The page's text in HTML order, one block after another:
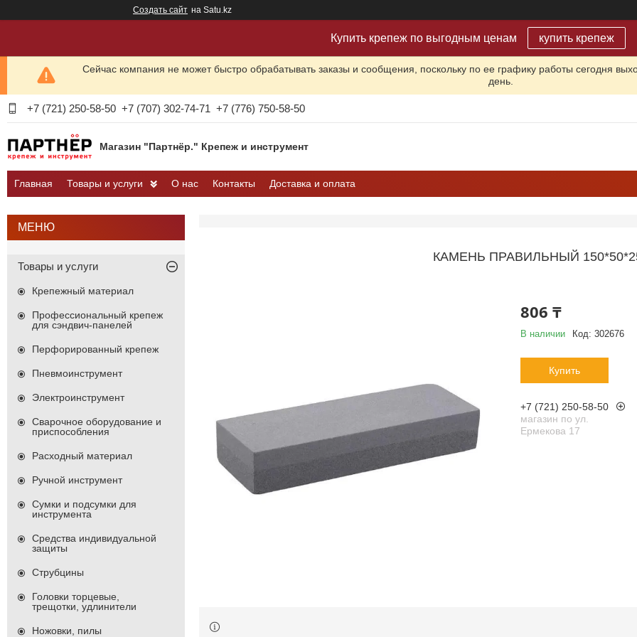
Создать сайт на Satu.kz
Купить крепеж по выгодным ценам купить крепеж
Сейчас компания не может быстро обрабатывать заказы и сообщения, поскольку по ее графику работы сегодня
день.
+7 (721) 250-58-50 +7 (707) 302-74-71 +7 (776) 750-58-50
Магазин "Партнёр." Крепеж и инструмент
Главная Товары и услуги О нас Контакты Доставка и оплата
КАМЕНЬ ПРАВИЛЬНЫЙ
806 ₸
В наличии Код: 302676
Купить
+7 (721) 250-58-50
магазин по ул.
Ермекова 17
Товары и услуги
Крепежный материал
Профессиональный крепеж
для сэндвич-панелей
Перфорированный крепеж
Пневмоинструмент
Электроинструмент
Сварочное оборудование и
приспособления
Расходный материал
Ручной инструмент
Сумки и подсумки для
инструмента
Средства индивидуальной
защиты
Струбцины
Головки торцевые,
трещотки, удлинители
Ножовки, пилы